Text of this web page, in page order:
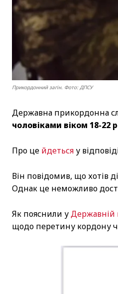
Прикордонний загін. Фото: ДПСУ
Державна прикордонна
чоловіками віком 18-22
Про це йдеться у
Він повідомив, що хотів
Однак це неможливо
Як пояснили уДержавній
щодо перетину кордону